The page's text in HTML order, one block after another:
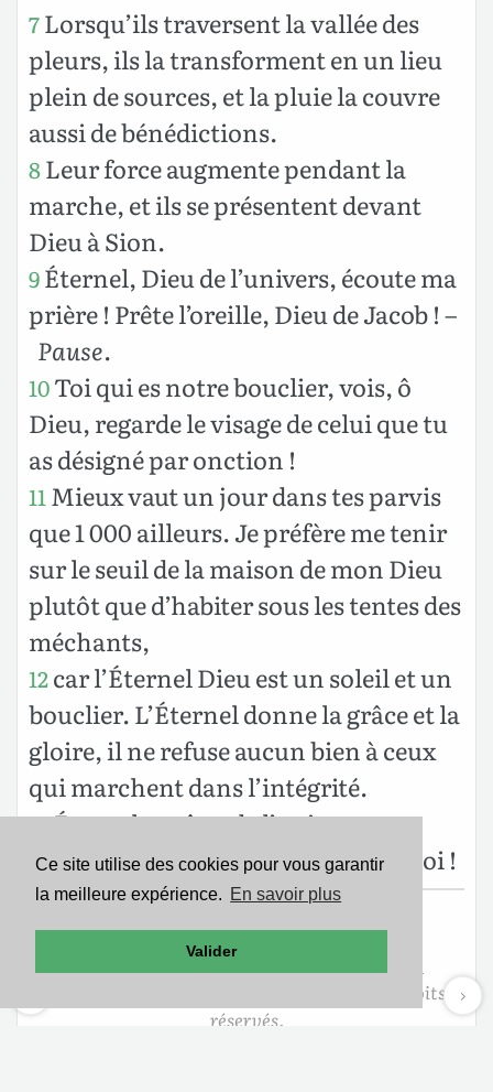
Ce site utilise des cookies pour vous garantir
la meilleure expérience. En savoir plus
Valider
7Lorsqu’ils traversent la vallée des
pleurs, ils la transforment en un lieu
plein de sources, et la pluie la couvre
aussi de bénédictions.
8Leur force augmente pendant la
marche, et ils se présentent devant
Dieu à Sion.
9Éternel, Dieu de l’univers, écoute ma
prière ! Prête l’oreille, Dieu de Jacob !–
Pause.
10Toi qui es notre bouclier, vois, ô
Dieu, regarde le visage de celui que tu
as désigné par onction !
11 Mieux vaut un jour dans tes parvis
que 1 000 ailleurs. Je préfère me tenir
sur le seuil de la maison de mon Dieu
plutôt que d’habiter sous les tentes des
méchants,
12car l’Éternel Dieu est un soleil et un
bouclier. L’Éternel donne la grâce et la
gloire, il ne refuse aucun bien à ceux
qui marchent dans l’intégrité.
13Éternel, maître de l’univers,
heureux l’homme qui se confie en toi !
Texte de la Bible Version Segond 21
Copyright ©2007Société Biblique de Genève
Reproduit avec aimable autorisation. Tous droits
réservés.